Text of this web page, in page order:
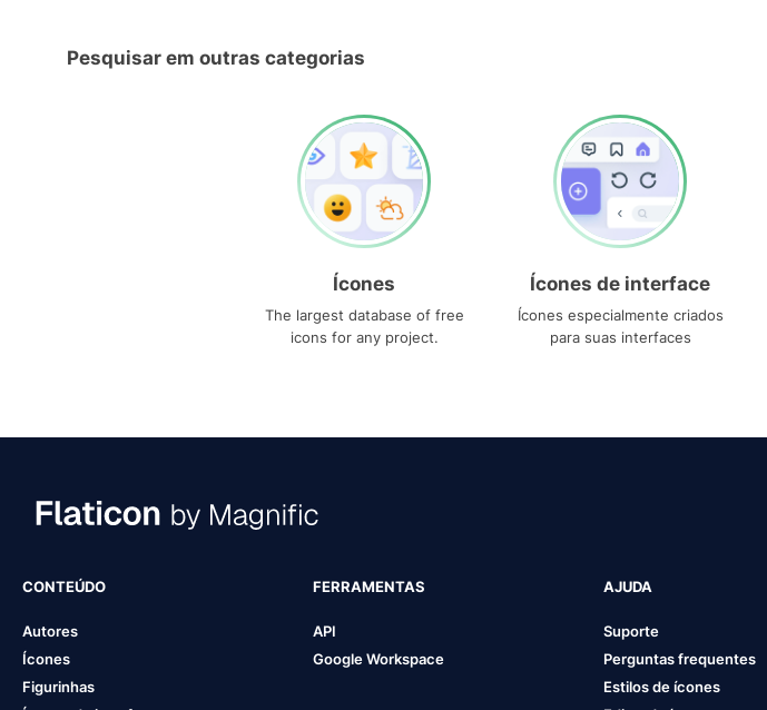
Pesquisar em outras categorias
Ícones
The largest database of free
icons for any project.
Ícones de interface
Ícones especialmente criados
para suas interfaces
CONTEÚDO
Autores
Ícones
Figurinhas
FERRAMENTAS
API
Google Workspace
AJUDA
Suporte
Perguntas frequentes
Estilos de ícones